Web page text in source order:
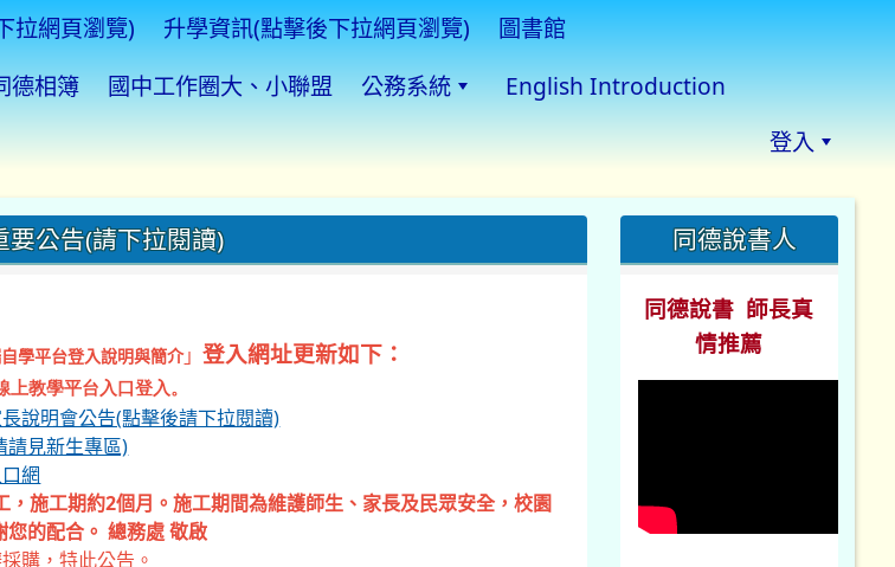
拉網頁瀏覽) 升學資訊(點擊後下拉網頁瀏覽)
圖書館
德相簿 國中工作圈大、小聯盟 公務系統
English Introduction
登入
要公告(請下拉閱讀)
學平台登入說明與簡介」登入網址更新如下：
上教學平台入口登入。
說明會公告(點擊後請下拉閱讀)
請見新生專區)
網
施工期約2個月。施工期間為維護師生、家長及民眾安全，校園
的配合。 總務處 敬啟
購，特此公告。
::: 同德說書人
同德說書 師長真
情推薦